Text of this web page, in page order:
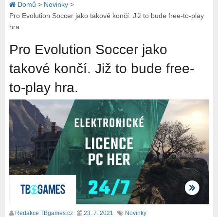
Domů > Novinky>
Pro Evolution Soccer jako takové končí. Již to bude free-to-play
hra.
Pro Evolution Soccer jako
takové končí. Již to bude free-
to-play hra.
Redakce TBgames.cz 23. 7. 2021 Novinky